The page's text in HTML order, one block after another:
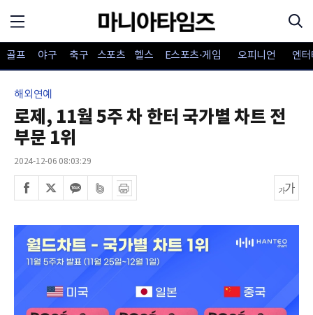
골프 야구 축구 스포츠 헬스 E스포츠·게임 오피니언 엔
해외연예
로제, 11월 5주 차 한터 국가별 차트 전
부문 1위
2024-12-06 08:03:29